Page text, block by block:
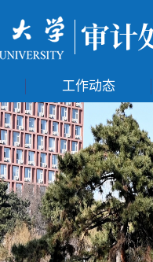
工作动态